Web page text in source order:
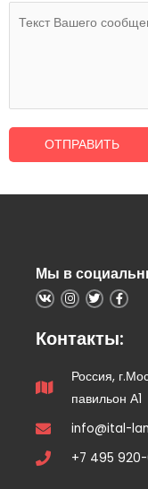
ОТПРАВИТЬ
Мы в
Контакты:
Россия,
павильон А1
info@ital-
+7 495